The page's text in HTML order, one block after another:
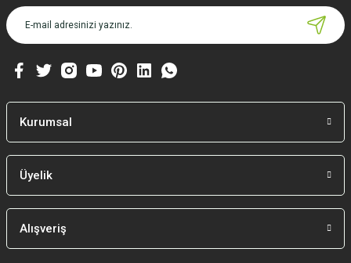
Ürün açıklamasında eksik bilgiler bulunuyor.
Ürün bilgilerinde hatalar bulunuyor.
Bu ürüne benzer farklı alternatifler olmalı.
Kurumsal
Üyelik
Alışveriş